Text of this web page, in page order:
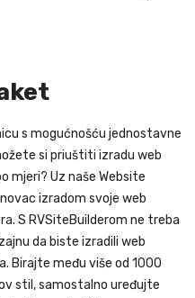
s mogućnošću jednostavne
si priuštiti izradu web
mjeri? Uz naše Website
izradom svoje web
S RVSiteBuilderom ne treba
da biste izradili web
Birajte među više od 1000
stil, samostalno uređujte